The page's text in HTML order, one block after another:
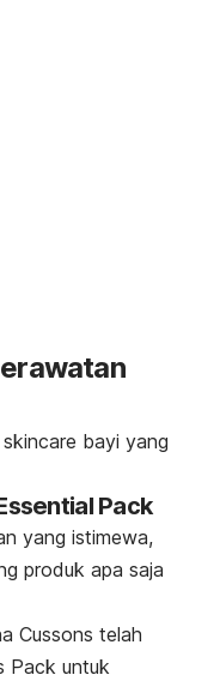
skincare bayi yang
Pack
yang istimewa,
produk apa saja
Cussons telah
Pack untuk